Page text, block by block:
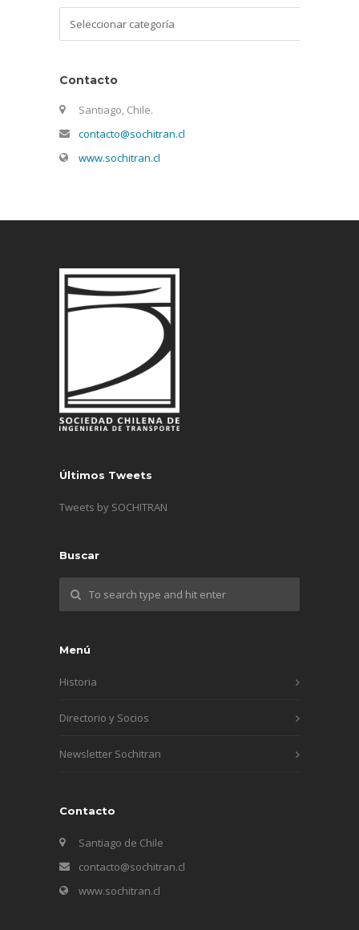
Contacto
Santiago, Chile.
contacto@sochitran.cl
www.sochitran.cl
Últimos Tweets
Tweets by SOCHITRAN
Buscar
Menú
Historia
Directorio y Socios
Newsletter Sochitran
Contacto
Santiago de Chile
contacto@sochitran.cl
www.sochitran.cl